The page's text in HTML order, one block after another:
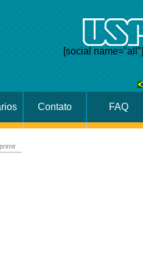
[social name="all"]
Contato FAQ